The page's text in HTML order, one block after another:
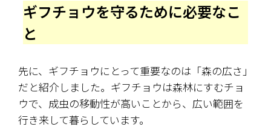
ギフチョウを守るために必要なこ
と
先に、ギフチョウにとって重要なのは「森の広さ」
だと紹介しました。ギフチョウは森林にすむチョ
ウで、成虫の移動性が高いことから、広い範囲を
行き来して暮らしています。